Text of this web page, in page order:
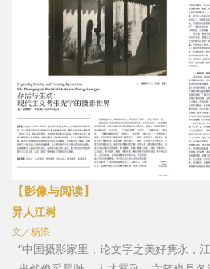
【影像与阅读】
异人江树
文／杨浪
“中国摄影家里，论文字之美好隽永，